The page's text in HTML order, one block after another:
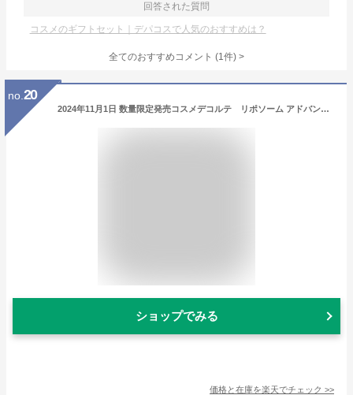
回答された質問
コスメのギフトセット｜デパコスで人気のおすすめは？
全てのおすすめコメント (1件) >
no. 20
2024年11月1日 数量限定発売コスメデコルテ リポソーム アドバンスト リペアセラム パープルリボン セット 2024 75mL 24200相当
ショップでみる
価格と在庫を楽天でチェック >>